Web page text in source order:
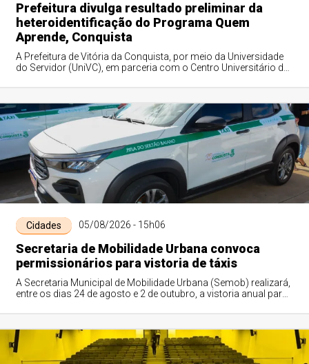
Prefeitura divulga resultado preliminar da
heteroidentificação do Programa Quem
Aprende, Conquista
A Prefeitura de Vitória da Conquista, por meio da Universidade
do Servidor (UniVC), em parceria com o Centro Universitário de
Cidades 05/08/2026 - 15h06
Secretaria de Mobilidade Urbana convoca
permissionários para vistoria de táxis
A Secretaria Municipal de Mobilidade Urbana (Semob) realizará,
entre os dias 24 de agosto e 2 de outubro, a vistoria anual para